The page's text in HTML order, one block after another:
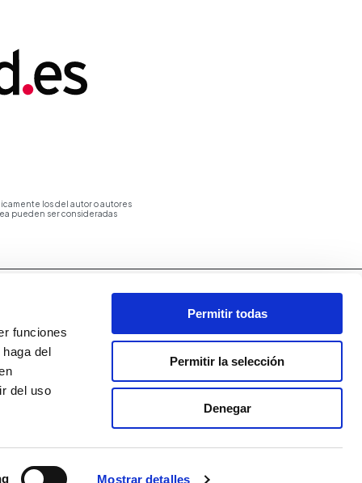
funciones
del
del uso
Mostrar detalles
Permitir todas
Permitir la selección
Denegar
los del autor o autores
pueden ser consideradas